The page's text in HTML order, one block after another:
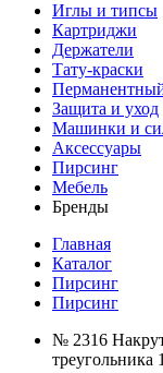
Иглы и типсы
Картриджи
Держатели
Тату-краски
Защита и уход
Машинки и
Аксессуары
Пирсинг
Мебель
Бренды
Главная
Каталог
Пирсинг
Пирсинг
№ 2316